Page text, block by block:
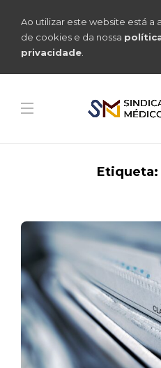
Ao utilizar este website está a
de cookies e da nossa
privacidade
Etiqueta: